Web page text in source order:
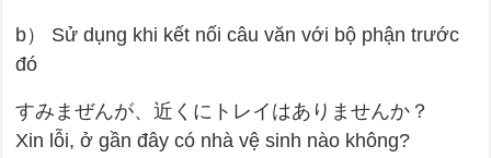
b） Sử dụng khi kết nối câu văn với bộ phận trước
đó
すみまぜんが、近くにトレイはありませんか？
Xin lỗi, ở gần đây có nhà vệ sinh nào không?